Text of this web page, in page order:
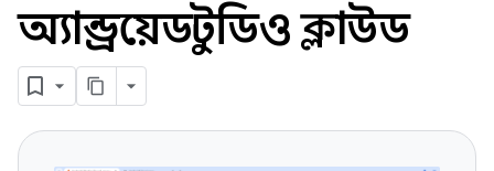
অ্যান্ড্রয়েড স্টুডিও ক্লাউড